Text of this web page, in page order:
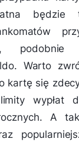
będzie
podobnie
Warto
kartę się
wypłat
A